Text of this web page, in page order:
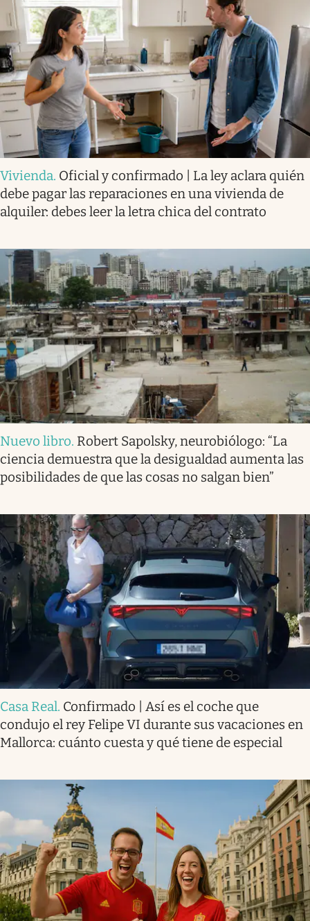
Vivienda. Oficial y confirmado | La ley aclara quién
debe pagar las reparaciones en una vivienda de
alquiler: debes leer la letra chica del contrato
Nuevo libro. Robert Sapolsky, neurobiólogo: “La
ciencia demuestra que la desigualdad aumenta las
posibilidades de que las cosas no salgan bien”
Casa Real. Confirmado | Así es el coche que
condujo el rey Felipe VI durante sus vacaciones en
Mallorca: cuánto cuesta y qué tiene de especial